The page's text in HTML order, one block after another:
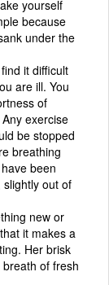
yourself
because
under the
it difficult
are ill. You
of
exercise
be stopped
breathing
been
out of
new or
it makes a
Her brisk
of fresh